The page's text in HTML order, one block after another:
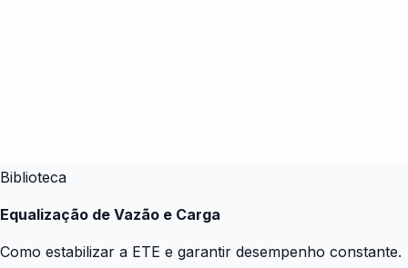
Biblioteca
Equalização de Vazão e Carga
Como estabilizar a ETE e garantir desempenho constante.